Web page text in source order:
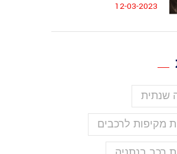
12-03-2023
שנתית
מקיפות לרכבים